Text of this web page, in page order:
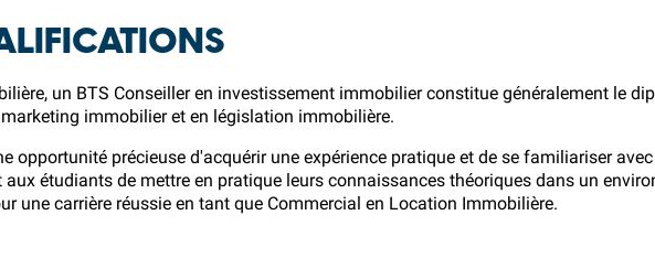
un BTS Conseiller en investissement immobilier constitue généralement le
immobilier et en législation immobilière.
opportunité précieuse d'acquérir une expérience pratique et de se familiariser
étudiants de mettre en pratique leurs connaissances théoriques dans un
une carrière réussie en tant que Commercial en Location Immobilière.